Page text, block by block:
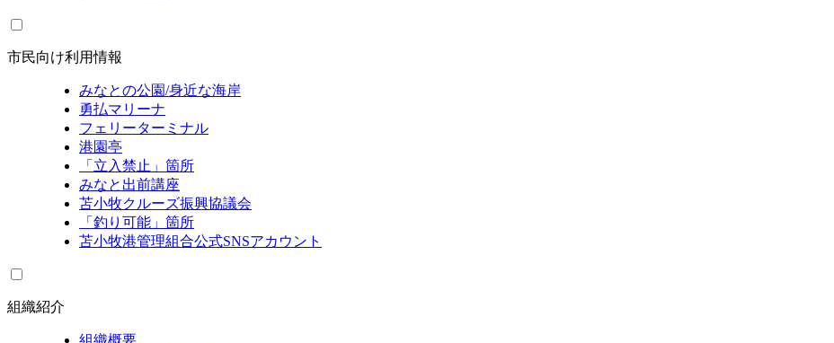
市民向け利用情報
みなとの公園/身近な海岸
勇払マリーナ
フェリーターミナル
港園亭
「立入禁止」箇所
みなと出前講座
苫小牧クルーズ振興協議会
「釣り可能」箇所
苫小牧港管理組合公式SNSアカウント
組織紹介
組織概要